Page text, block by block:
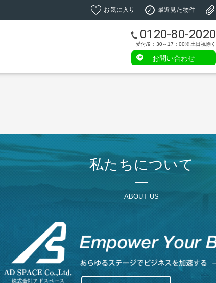
お気に入り 最近見た物件
0120-80-2020
受付/9：30～17：00※土日祝除く
お問い合わせ
私たちについて
ABOUT US